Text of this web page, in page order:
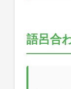
語呂合